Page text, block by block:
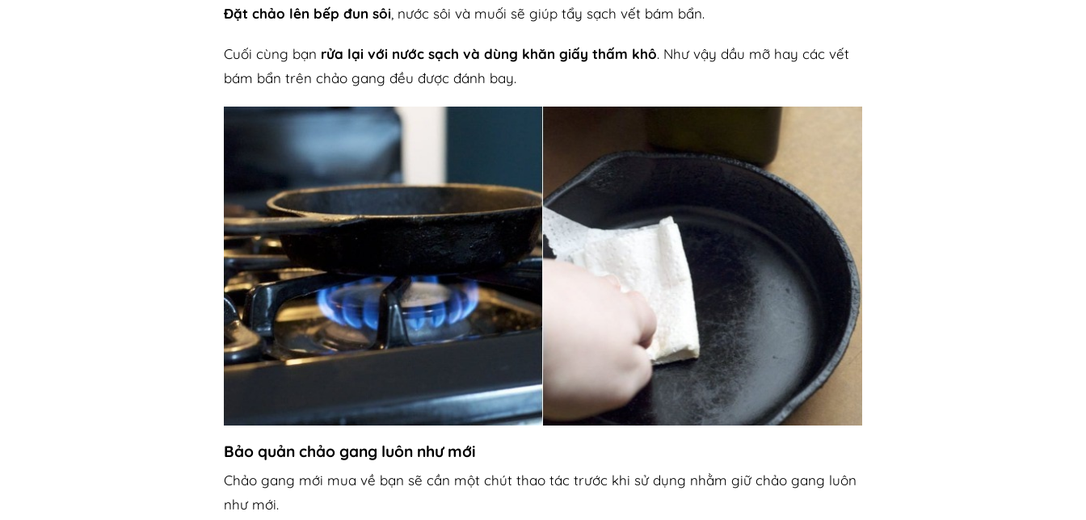
Đặt chảo lên bếp đun sôi , nước sôi và muối sẽ giúp tẩy sạch vết bám bẩn.
Cuối cùng bạn rửa lại với nước sạch và dùng khăn giấy thấm khô. Như vậy dầu mỡ hay các vết
bám bẩn trên chảo gang đều được đánh bay.
Bảo quản chảo gang luôn như mới
Chảo gang mới mua về bạn sẽ cần một chút thao tác trước khi sử dụng nhằm giữ chảo gang luôn
như mới.